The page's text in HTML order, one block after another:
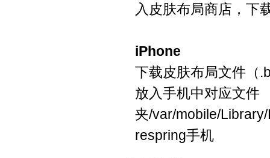
入皮肤布局商店，下
iPhone
下载皮肤布局文件（
放入手机中对应文件
夹/var/mobile/
respring手机